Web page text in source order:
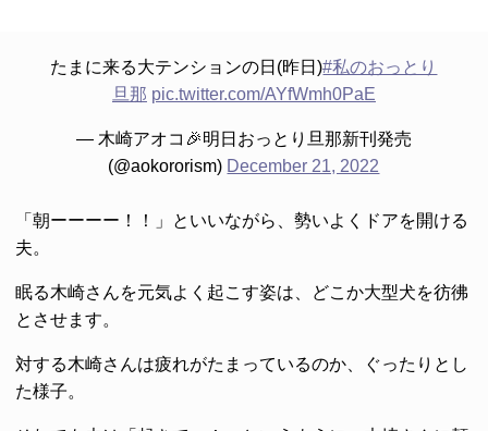
たまに来る大テンションの日(昨日)#私のおっとり
旦那 pic.twitter.com/AYfWmh0PaE
— 木崎アオコ🎉明日おっとり旦那新刊発売
(@aokororism) December 21, 2022
「朝ーーーー！！」といいながら、勢いよくドアを開ける
夫。
眠る木崎さんを元気よく起こす姿は、どこか大型犬を彷彿
とさせます。
対する木崎さんは疲れがたまっているのか、ぐったりとし
た様子。